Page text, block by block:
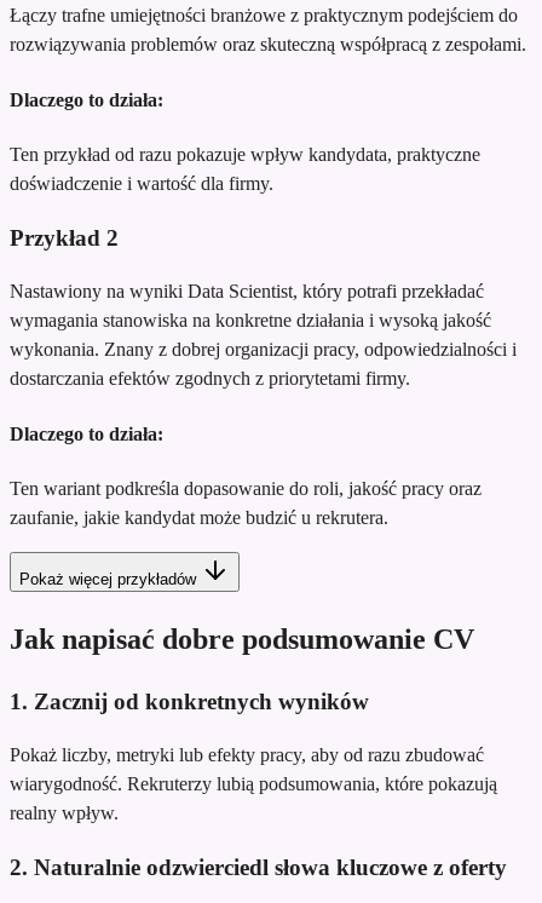
Łączy trafne umiejętności branżowe z praktycznym podejściem do
rozwiązywania problemów oraz skuteczną współpracą z zespołami.
Dlaczego to działa:
Ten przykład od razu pokazuje wpływ kandydata, praktyczne
doświadczenie i wartość dla firmy.
Przykład 2
Nastawiony na wyniki Data Scientist, który potrafi przekładać
wymagania stanowiska na konkretne działania i wysoką jakość
wykonania. Znany z dobrej organizacji pracy, odpowiedzialności i
dostarczania efektów zgodnych z priorytetami firmy.
Dlaczego to działa:
Ten wariant podkreśla dopasowanie do roli, jakość pracy oraz
zaufanie, jakie kandydat może budzić u rekrutera.
Pokaż więcej przykładów
Jak napisać dobre podsumowanie CV
1. Zacznij od konkretnych wyników
Pokaż liczby, metryki lub efekty pracy, aby od razu zbudować
wiarygodność. Rekruterzy lubią podsumowania, które pokazują
realny wpływ.
2. Naturalnie odzwierciedl słowa kluczowe z oferty